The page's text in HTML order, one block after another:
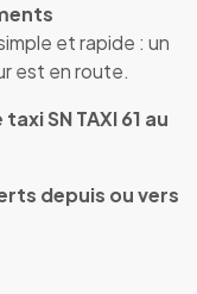
et rapide : un
est en route.
SN TAXI 61 au
depuis ou vers